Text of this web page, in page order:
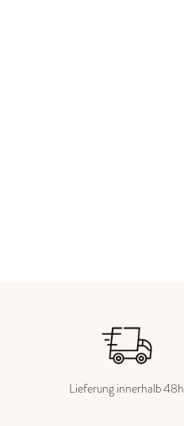
Lieferung innerhalb 48h